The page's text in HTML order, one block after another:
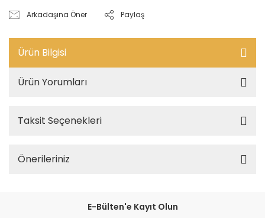
Arkadaşına Öner Paylaş
Ürün Bilgisi
Ürün Yorumları
Taksit Seçenekleri
Önerileriniz
E-Bülten'e Kayıt Olun